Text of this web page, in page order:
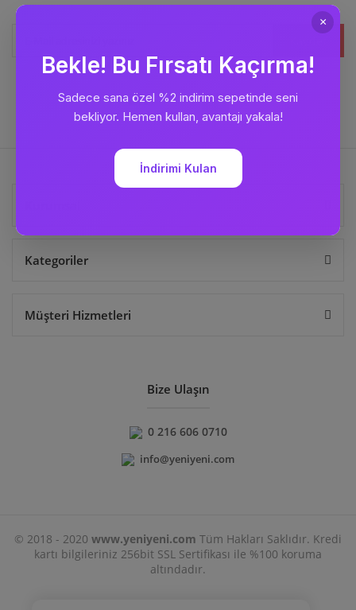
Bizi
Takip Edin
Kategoriler
Müşteri Hizmetleri
Bize Ulaşın
0 216 606 0710
info@yeniyeni.com
© 2018 - 2020 www.yeniyeni.com Tüm Hakları Saklıdır. Kredi
kartı bilgileriniz 256bit SSL Sertifikası ile %100 koruma
altındadır.